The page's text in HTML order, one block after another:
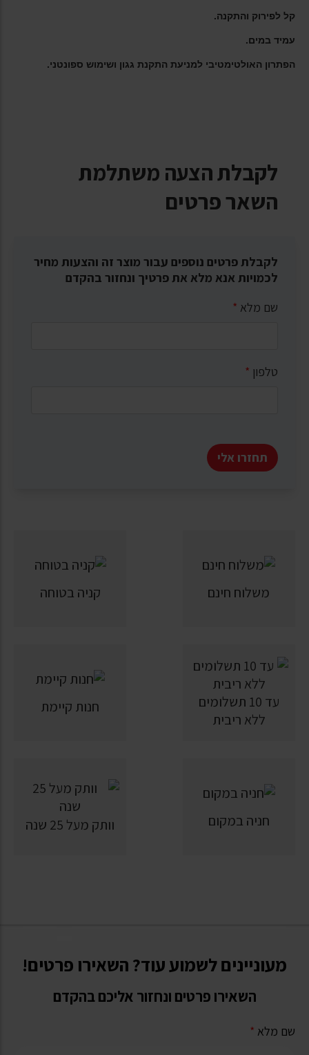
קל לפירוק והתקנה.
עמיד במים.
הפתרון האולטימטיבי למניעת התקנת גגון ושימוש ספונטני.
לקבלת הצעה משתלמת
השאר פרטים
לקבלת פרטים נוספים עבור מוצר זה והצעות מחיר
לכמויות אנא מלא את פרטיך ונחזור בהקדם
שם מלא *
טלפון *
תחזרו אלי
משלוח חינם קניה בטוחה
עד 10 תשלומים
ללא ריבית
חנות קיימת
חניה במקום וותק מעל 25 שנה
מעוניינים לשמוע עוד? השאירו פרטים!
השאירו פרטים ונחזור אליכם בהקדם
שם מלא *